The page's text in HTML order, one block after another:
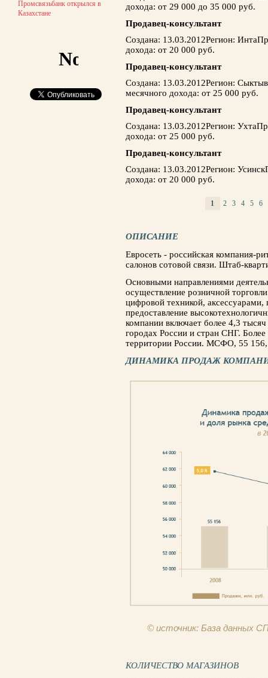
Промсвязьбанк открылся в
Казахстане
дохода: от 29 000 до 35 000 руб.
Продавец-консультант
Создана: 13.03.2012Регион:
дохода: от 20 000 руб.
Продавец-консультант
Создана: 13.03.2012Регион:
месячного дохода: от 25 000 руб.
Продавец-консультант
Создана: 13.03.2012Регион:
дохода: от 25 000 руб.
Продавец-консультант
Создана: 13.03.2012Регион:
дохода: от 20 000 руб.
1 2 3 4 5 6
ОПИСАНИЕ
Евросеть - российская компания-
салонов сотовой связи. Штаб-
Основными направлениями
осуществление розничной
цифровой техникой,
предоставление
компании включает более 4,3
городах России и стран СНГ.
территории России. МСФО, 55
ДИНАМИКА ПРОДАЖ
© источник: База данных
КОЛИЧЕСТВО МАГАЗИНОВ